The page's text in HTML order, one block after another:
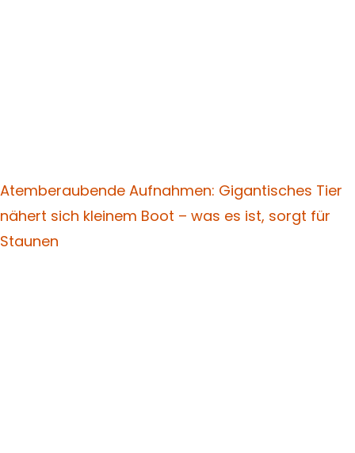
Atemberaubende Aufnahmen: Gigantisches Tier
nähert sich kleinem Boot – was es ist, sorgt für
Staunen